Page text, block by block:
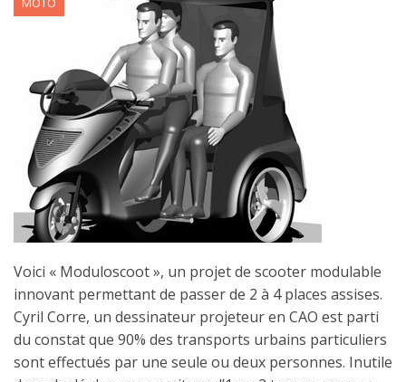
Voici « Moduloscoot », un projet de scooter modulable
innovant permettant de passer de 2 à 4 places assises.
Cyril Corre, un dessinateur projeteur en CAO est parti
du constat que 90% des transports urbains particuliers
sont effectués par une seule ou deux personnes. Inutile